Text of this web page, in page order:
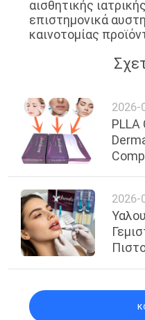
αισθητικής
επιστημονικά
καινοτομίας
2026-
2026-